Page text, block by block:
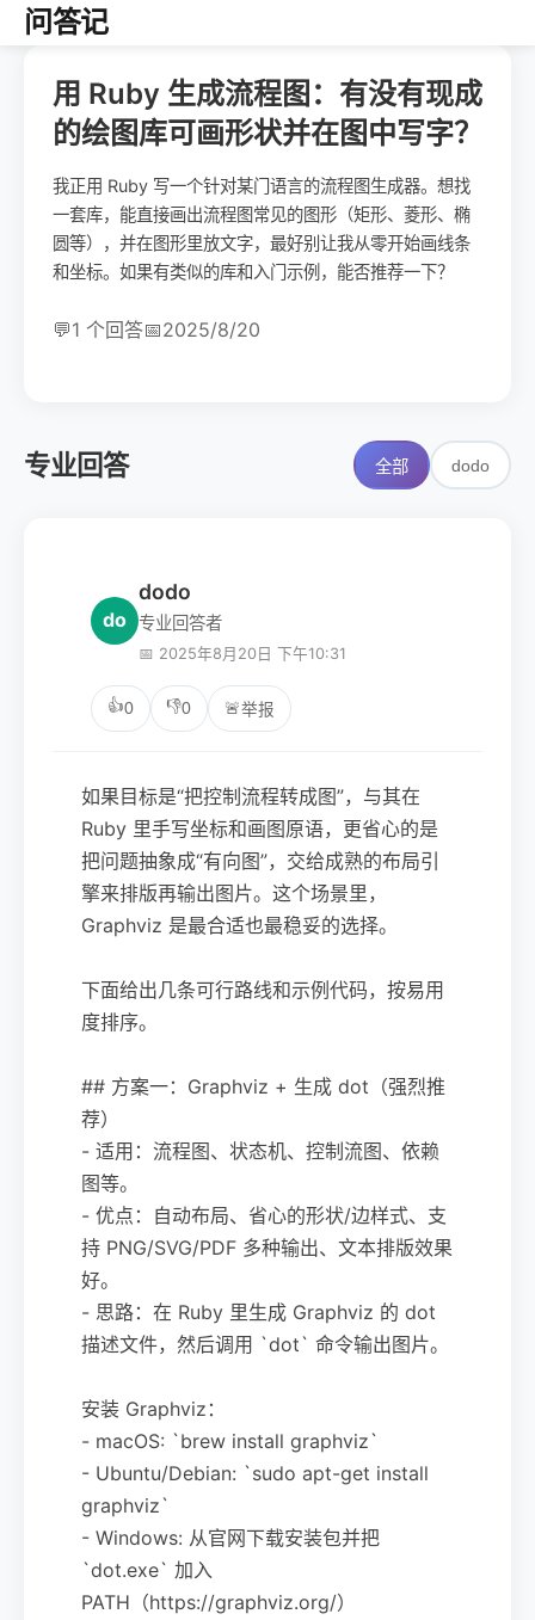
问答记
用 Ruby 生成流程图：有没有现成
的绘图库可画形状并在图中写字？
我正用 Ruby 写一个针对某门语言的流程图生成器。想找
一套库，能直接画出流程图常见的图形（矩形、菱形、椭
圆等），并在图形里放文字，最好别让我从零开始画线条
和坐标。如果有类似的库和入门示例，能否推荐一下？
💬1 个回答📅2025/8/20
专业回答 全部 dodo
do
dodo
专业回答者
📅 2025年8月20日 下午10:31
👍0 👎0 🚨举报
如果目标是“把控制流程转成图”，与其在
Ruby 里手写坐标和画图原语，更省心的是
把问题抽象成“有向图”，交给成熟的布局引
擎来排版再输出图片。这个场景里，
Graphviz 是最合适也最稳妥的选择。
下面给出几条可行路线和示例代码，按易用
度排序。
## 方案一：Graphviz + 生成 dot（强烈推
荐）
- 适用：流程图、状态机、控制流图、依赖
图等。
- 优点：自动布局、省心的形状/边样式、支
持 PNG/SVG/PDF 多种输出、文本排版效果
好。
- 思路：在 Ruby 里生成 Graphviz 的 dot
描述文件，然后调用 `dot` 命令输出图片。
安装 Graphviz：
- macOS: `brew install graphviz`
- Ubuntu/Debian: `sudo apt-get install
graphviz`
- Windows: 从官网下载安装包并把
`dot.exe` 加入
PATH（https://graphviz.org/）